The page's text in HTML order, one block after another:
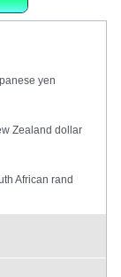
yen
Zealand dollar
African rand